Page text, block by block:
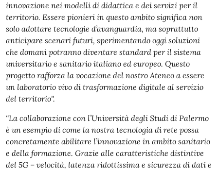
innovazione nei modelli di didattica e dei servizi per il
territorio. Essere pionieri in questo ambito significa non
solo adottare tecnologie d’avanguardia, ma soprattutto
anticipare scenari futuri, sperimentando oggi soluzioni
che domani potranno diventare standard per il sistema
universitario e sanitario italiano ed europeo. Questo
progetto rafforza la vocazione del nostro Ateneo a essere
un laboratorio vivo di trasformazione digitale al servizio
del territorio".
“La collaborazione con l’Università degli Studi di Palermo
è un esempio di come la nostra tecnologia di rete possa
concretamente abilitare l’innovazione in ambito sanitario
e della formazione. Grazie alle caratteristiche distintive
del 5G – velocità, latenza ridottissima e sicurezza di dati e